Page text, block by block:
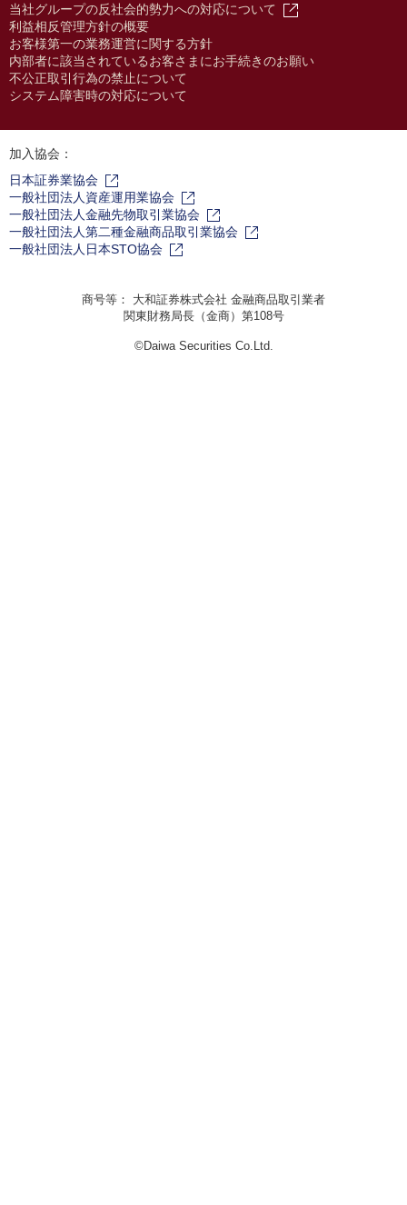
当社グループの反社会的勢力への対応について
利益相反管理方針の概要
お客様第一の業務運営に関する方針
内部者に該当されているお客さまにお手続きのお願い
不公正取引行為の禁止について
システム障害時の対応について
加入協会：
日本証券業協会
一般社団法人資産運用業協会
一般社団法人金融先物取引業協会
一般社団法人第二種金融商品取引業協会
一般社団法人日本STO協会
商号等： 大和証券株式会社 金融商品取引業者
関東財務局長（金商）第108号
©Daiwa Securities Co.Ltd.